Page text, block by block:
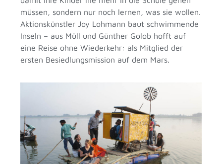
müssen, sondern nur noch lernen, was sie wollen.
Aktionskünstler Joy Lohmann baut schwimmende
Inseln – aus Müll und Günther Golob hofft auf
eine Reise ohne Wiederkehr: als Mitglied der
ersten Besiedlungsmission auf dem Mars.